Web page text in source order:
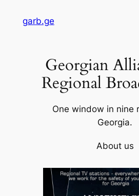
garb.ge
Georgian
Regional
One window in nine
Georgia.
About us